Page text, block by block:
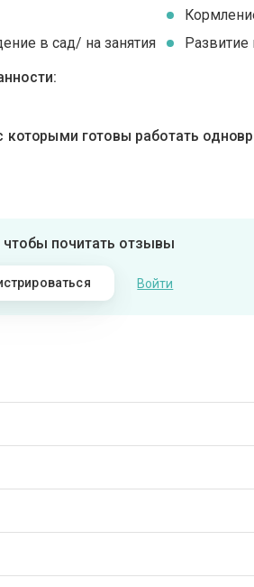
в сад/ на занятия
Развитие
которыми готовы работать
чтобы почитать отзывы
Войти